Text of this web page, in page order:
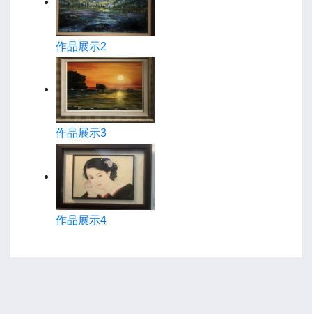
作品展示2
作品展示3
作品展示4